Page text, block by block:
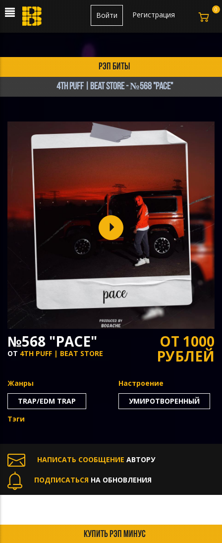
Регистрация
Войти
рэп биты
4th Puff | Beat Store - №568 "pace"
№568 "PACE"
ОТ 4TH PUFF | BEAT STORE
ОТ 1000
РУБЛЕЙ
Жанры
TRAP/EDM TRAP
Настроение
УМИРОТВОРЕННЫЙ
Тэги
НАПИСАТЬ СООБЩЕНИЕ АВТОРУ
ПОДПИСАТЬСЯ НА ОБНОВЛЕНИЯ
КУПИТЬ РЭП МИНУС
0